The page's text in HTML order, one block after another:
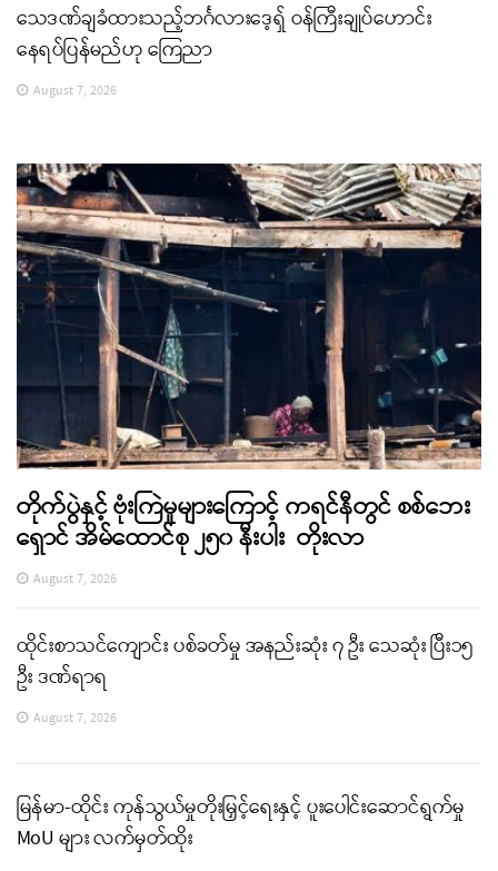
သေဒဏ်ချခံထားသည့်ဘင်္ဂလားဒေ့ရှ် ဝန်ကြီးချုပ်ဟောင်း
နေရပ်ပြန်မည်ဟု ကြေညာ
August 7, 2026
တိုက်ပွဲနှင့် ဗုံးကြဲမှုများကြောင့် ကရင်နီတွင် စစ်ဘေး
ရှောင် အိမ်ထောင်စု ၂၅၀ နီးပါး တိုးလာ
August 7, 2026
ထိုင်းစာသင်ကျောင်း ပစ်ခတ်မှု အနည်းဆုံး ၇ ဦး သေဆုံး ပြီး၁၅
ဦး ဒဏ်ရာရ
August 7, 2026
မြန်မာ-ထိုင်း ကုန်သွယ်မှုတိုးမြှင့်ရေးနှင့် ပူးပေါင်းဆောင်ရွက်မှု
MoU များ လက်မှတ်ထိုး